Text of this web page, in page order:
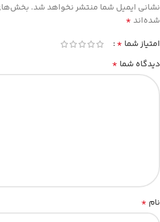
نشانی ایمیل شما منتشر نخواهد شد. بخش‌های
شده‌اند*
امتیاز شما *
دیدگاه شما *
نام *